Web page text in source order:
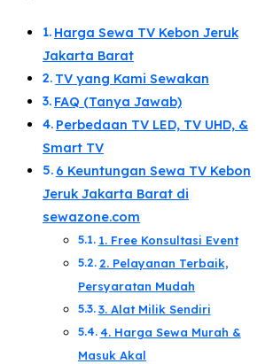
Harga Sewa TV Kebon Jeruk
Jakarta Barat
TV yang Kami Sewakan
FAQ (Tanya Jawab)
Perbedaan TV LED, TV UHD, &
Smart TV​
6 Keuntungan Sewa TV Kebon
Jeruk Jakarta Barat di
sewazone.com​
1. Free Konsultasi Event
2. Pelayanan Terbaik,
Persyaratan Mudah​
3. Alat Milik Sendiri​
​4. Harga Sewa Murah &
Masuk Akal​